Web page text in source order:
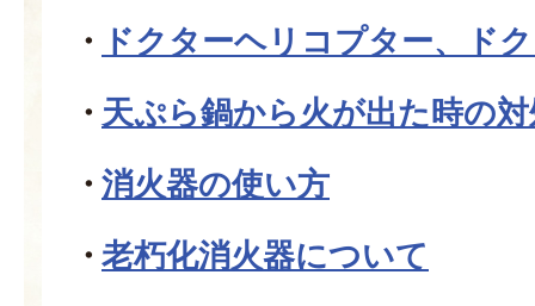
ドクターヘリコプター、ド
天ぷら鍋から火が出た時の
消火器の使い方
老朽化消火器について